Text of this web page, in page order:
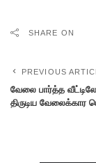
SHARE ON
PREVIOUS
வேலை பார்த்த
திருடிய வேலைக்கார